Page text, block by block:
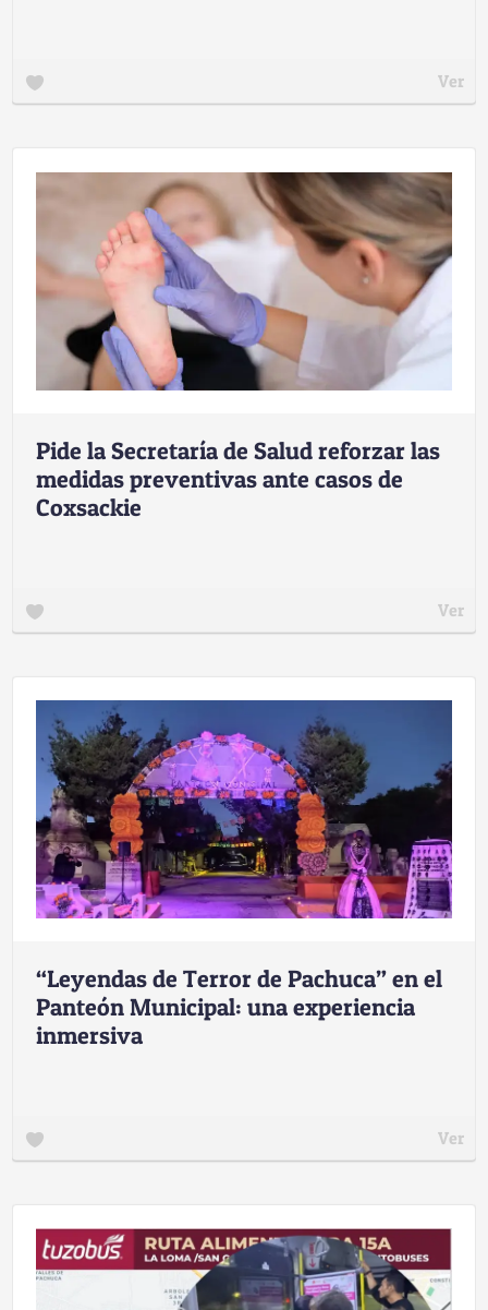
Ver
Pide la Secretaría de Salud reforzar las
medidas preventivas ante casos de
Coxsackie
Ver
“Leyendas de Terror de Pachuca” en el
Panteón Municipal: una experiencia
inmersiva
Ver